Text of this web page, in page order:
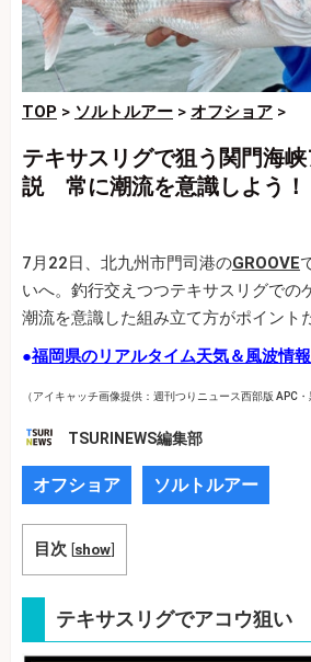
TOP > ソルトルアー > オフショア >
テキサスリグで狙う関門海
説 常に潮流を意識しよう！
7月22日、北九州市門司港のGROOVE
いへ。釣行交えつつテキサスリグでの
潮流を意識した組み立て方がポイント
●福岡県のリアルタイム天気＆風波情報
（アイキャッチ画像提供：週刊つりニュース西部版 APC・
TSURINEWS編集部
オフショア ソルトルアー
目次 [show]
テキサスリグでアコウ狙い